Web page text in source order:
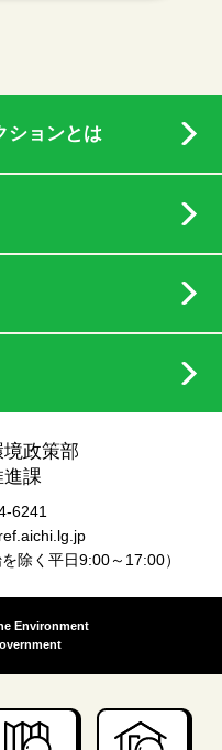
ションとは
政策部
課
6241
除く平日9:00～17:00）
Environment